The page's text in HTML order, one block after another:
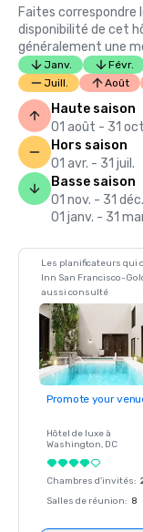
Faites
disponibilité de cet
généralement une
Janv. Févr.
Juill.
Août
Haute saison
01 août - 31
Hors saison
01 avr. - 31 juil.
Basse saison
01 nov. - 31 déc.
01 janv. - 31
Les planificateurs qui
Inn San Francisco-
aussi consulté
Promote your
Hôtel de luxe à
Washington, DC
Chambres d'invités:
Salles de réunion: 8